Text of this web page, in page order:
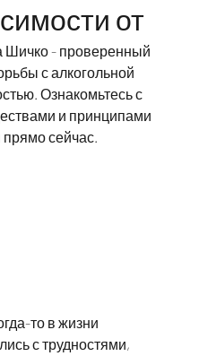
от
Шичко - проверенный
с алкогольной
Ознакомьтесь с
и принципами
сейчас.
то в жизни
с трудностями,